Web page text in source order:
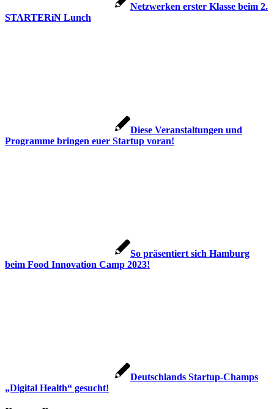
Netzwerken erster Klasse beim 2.
STARTERiN Lunch
Diese Veranstaltungen und
Programme bringen euer Startup voran!
So präsentiert sich Hamburg
beim Food Innovation Camp 2023!
Deutschlands Startup-Champs
„Digital Health“ gesucht!